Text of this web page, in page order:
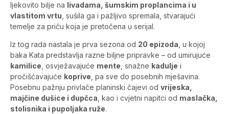
ljekovito bilje na livadama, šumskim proplancima i u
vlastitom vrtu , sušila ga i pažljivo spremala, stvarajući
temelje za priču koja je pretočena u serijal.
Iz tog rada nastala je prva sezona od 20 epizoda , u kojoj
baka Kata predstavlja razne biljne pripravke – od umirujuće
kamilice , osvježavajuće mente , snažne kadulje i
pročišćavajuće koprive , pa sve do posebnih mješavina.
Posebnu pažnju privlače planinski čajevi od vrijeska,
majčine dušice i dupčca , kao i cvjetni napitci od maslačka,
stolisnika i pupoljaka ruže.